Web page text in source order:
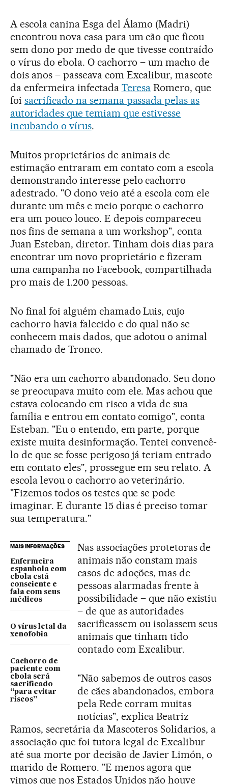
A escola canina Esga del Álamo (Madri)
encontrou nova casa para um cão que ficou
sem dono por medo de que tivesse contraído
o vírus do ebola. O cachorro – um macho de
dois anos – passeava com Excalibur, mascote
da enfermeira infectada Teresa Romero, que
foi sacrificado na semana passada pelas as
autoridades que temiam que estivesse
incubando o vírus.
Muitos proprietários de animais de
estimação entraram em contato com a escola
demonstrando interesse pelo cachorro
adestrado. "O dono veio até a escola com ele
durante um mês e meio porque o cachorro
era um pouco louco. E depois compareceu
nos fins de semana a um workshop", conta
Juan Esteban, diretor. Tinham dois dias para
encontrar um novo proprietário e fizeram
uma campanha no Facebook, compartilhada
pro mais de 1.200 pessoas.
No final foi alguém chamado Luis, cujo
cachorro havia falecido e do qual não se
conhecem mais dados, que adotou o animal
chamado de Tronco.
"Não era um cachorro abandonado. Seu dono
se preocupava muito com ele. Mas achou que
estava colocando em risco a vida de sua
família e entrou em contato comigo", conta
Esteban. "Eu o entendo, em parte, porque
existe muita desinformação. Tentei convencê-
lo de que se fosse perigoso já teriam entrado
em contato eles", prossegue em seu relato. A
escola levou o cachorro ao veterinário.
"Fizemos todos os testes que se pode
imaginar. E durante 15 dias é preciso tomar
sua temperatura."
MAIS INFORMAÇÕES
Enfermeira
espanhola com
ebola está
consciente e
fala com seus
médicos
O vírus letal da
xenofobia
Cachorro de
paciente com
ebola será
sacrificado
“para evitar
riscos”
Nas associações protetoras de
animais não constam mais
casos de adoções, mas de
pessoas alarmadas frente à
possibilidade – que não existiu
– de que as autoridades
sacrificassem ou isolassem seus
animais que tinham tido
contado com Excalibur.
"Não sabemos de outros casos
de cães abandonados, embora
pela Rede corram muitas
notícias", explica Beatriz
Ramos, secretária da Mascoteros Solidarios, a
associação que foi tutora legal de Excalibur
até sua morte por decisão de Javier Limón, o
marido de Romero. "E menos agora que
vimos que nos Estados Unidos não houve